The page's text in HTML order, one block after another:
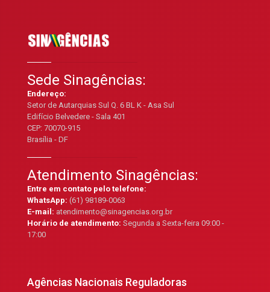
Sede Sinagências:
Endereço:
Setor de Autarquias Sul Q. 6 BL K - Asa Sul
Edifício Belvedere - Sala 401
CEP: 70070-915
Brasília - DF
Atendimento Sinagências:
Entre em contato pelo telefone:
WhatsApp:(61) 98189-0063
E-mail:atendimento@sinagencias.org.br
Horário de atendimento:Segunda a Sexta-feira 09:00 -
17:00
Agências Nacionais Reguladoras